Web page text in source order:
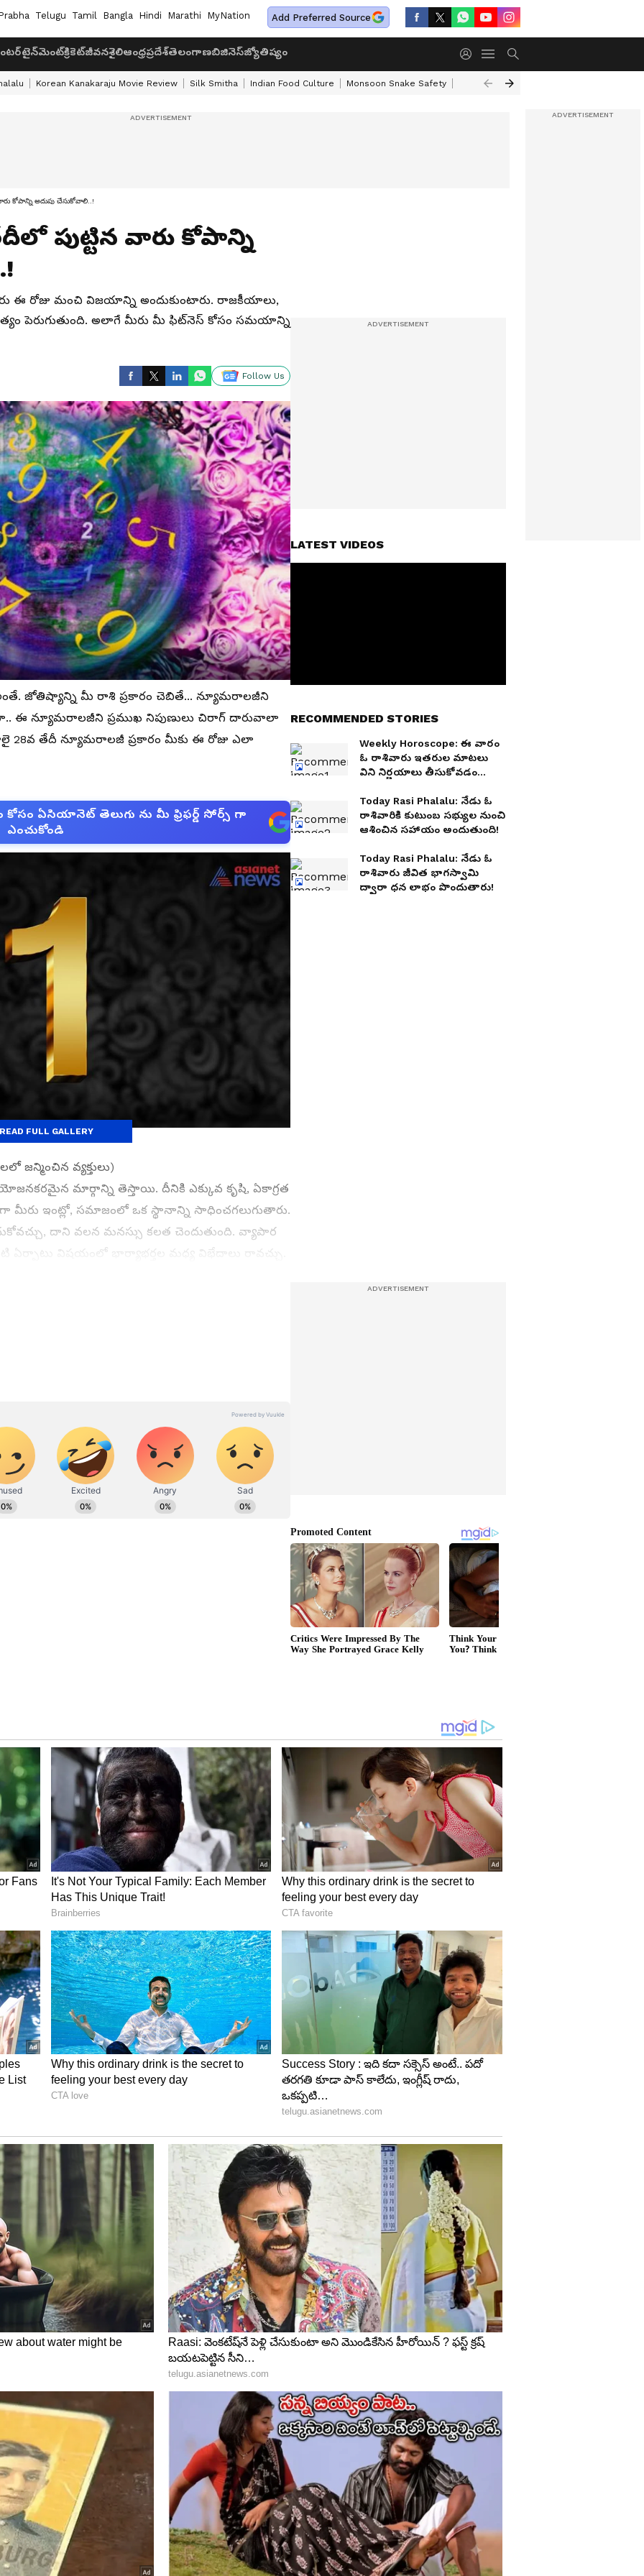
Telugu Tamil Bangla Hindi Marathi MyNation Add Preferred Source
క్రికెట్జీవనశైలిఆంధ్రప్రదేశ్తెలంగాణబిజినెస్జ్యోతిష్యం
Korean Kanakaraju Movie Review Silk Smitha Indian Food Culture Monsoon Snake Safety Akkineni Nageswara Rao
కోపాన్ని అదుపు చేసుకోవాలి..!
పుట్టిన వారు కోపాన్ని
ఈ రోజు మంచి విజయాన్ని అందుకుంటారు. రాజకీయాలు,
పెరుగుతుంది. అలాగే మీరు మీ ఫిట్‌నెస్ కోసం సమయాన్ని
Follow Us
జోతిష్యాన్ని మీ రాశి ప్రకారం చెబితే... న్యూమరాలజీని
ఈ న్యూమరాలజీని ప్రముఖ నిపుణులు చిరాగ్ దారువాలా
28వ తేదీ న్యూమరాలజీ ప్రకారం మీకు ఈ రోజు ఎలా
ఏసియానెట్ తెలుగు ను మీ ఫ్రిఫర్డ్ సోర్స్ గా
ఎంచుకోండి
జన్మించిన వ్యక్తులు)
మార్గాన్ని తెస్తాయి. దీనికి ఎక్కువ కృషి, ఏకాగ్రత
ఇంట్లో, సమాజంలో ఒక స్థానాన్ని సాధించగలుగుతారు.
దాని వలన మనస్సు కలత చెందుతుంది. వ్యాపార
ఏర్పాటు విషయంలో భార్యాభర్తల మధ్య విభేదాలు రావచ్చు.
ప్రత్యేక శ్రద్ధ వహించండి. లక్ష్య సాధనలో సోదరుల
పట్ల ఆసక్తి ఉంటుంది. మధ్యాహ్నానికి పరిస్థితి కొద్దిగా
ఉందనిపిస్తోంది. సహనం, సంయమనంతో మీరు
జన్మించిన వ్యక్తులు)
తీసుకువస్తుంది. కాబట్టి మీరు మంచి విజయాన్ని
మీ క్రియాశీలత, ఆధిపత్యం పెరుగుతుంది. అలాగే
మీ కోపం, తొందరపాటు మీ పనిలో ఆటంకాలకు కారణం
ఉంచుకోవడం మంచిది. కార్యరంగంలో సరైన ఏర్పాటు
FULL GALLERY
LATEST VIDEOS
RECOMMENDED STORIES
Weekly Horoscope: ఈ వారం
ఓ రాశివారు ఇతరుల మాటలు
విని నిర్ణయాలు తీసుకోవడం
Today Rasi Phalalu: నేడు ఓ
రాశివారికి కుటుంబ సభ్యుల నుంచి
ఆశించిన సహాయం అందుతుంది!
Today Rasi Phalalu: నేడు ఓ
రాశివారు జీవిత భాగస్వామి
ద్వారా ధన లాభం పొందుతారు!